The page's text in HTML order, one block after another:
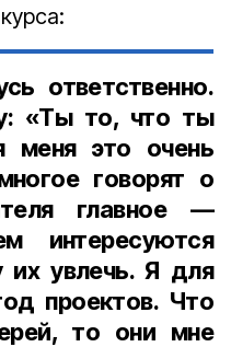
ответственно.
«Ты то, что ты
меня это очень
говорят о
главное —
интересуются
увлечь. Я для
проектов. Что
то они мне